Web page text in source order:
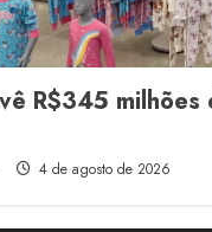
R$345 milhões
4 de agosto de 2026